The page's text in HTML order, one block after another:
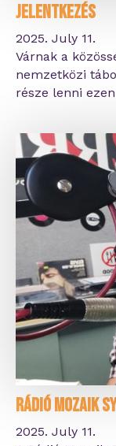
Jelentkezés
2025. July 11.
Várnak a
nemzetközi
része lenni
Rádió Mozaik
2025. July 11.